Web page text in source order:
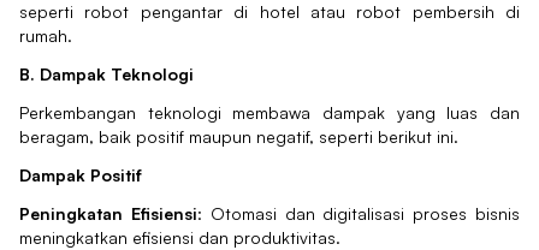
seperti robot pengantar di hotel atau robot pembersih di
rumah.
B. Dampak Teknologi
Perkembangan teknologi membawa dampak yang luas dan
beragam, baik positif maupun negatif, seperti berikut ini.
Dampak Positif
Peningkatan Efisiensi: Otomasi dan digitalisasi proses bisnis
meningkatkan efisiensi dan produktivitas.